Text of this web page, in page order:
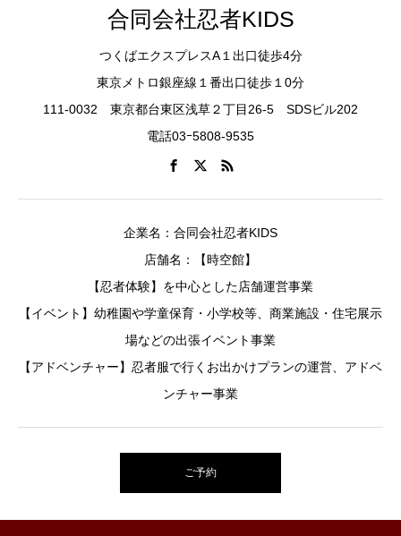
合同会社忍者KIDS
つくばエクスプレスA１出口徒歩4分
東京メトロ銀座線１番出口徒歩１0分
111-0032 東京都台東区浅草２丁目26-5 SDSビル202
電話03ｰ5808-9535
企業名：合同会社忍者KIDS
店舗名：【時空館】
【忍者体験】を中心とした店舗運営事業
【イベント】幼稚園や学童保育・小学校等、商業施設・住宅展示
場などの出張イベント事業
【アドベンチャー】忍者服で行くお出かけプランの運営、アドベ
ンチャー事業
ご予約